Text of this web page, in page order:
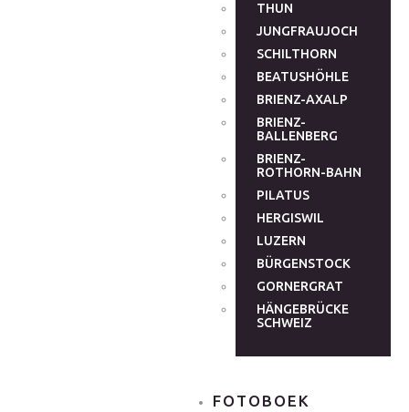
THUN
JUNGFRAUJOCH
SCHILTHORN
BEATUSHÖHLE
BRIENZ-AXALP
BRIENZ-
BALLENBERG
BRIENZ-
ROTHORN-BAHN
PILATUS
HERGISWIL
LUZERN
BÜRGENSTOCK
GORNERGRAT
HÄNGEBRÜCKE
SCHWEIZ
FOTOBOEK